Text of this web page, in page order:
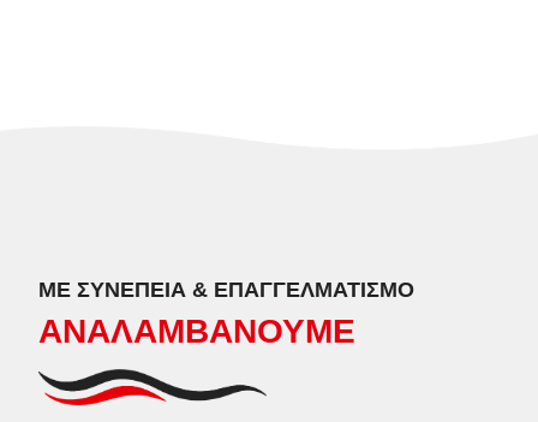
ΜΕ ΣΥΝΕΠΕΙΑ & ΕΠΑΓΓΕΛΜΑΤΙΣΜΟ
ΑΝΑΛΑΜΒΑΝΟΥΜΕ